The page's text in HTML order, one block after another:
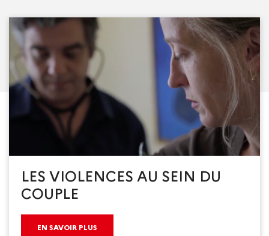
LES VIOLENCES AU SEIN DU
COUPLE
EN SAVOIR PLUS